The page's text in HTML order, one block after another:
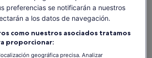
devolución en Alta
cálidos, calzado y guantes
preferencias se notificarán a nuestros
a los datos de navegación.
como nuestros asociados tratamos
proporcionar:
geográfica precisa. Analizar